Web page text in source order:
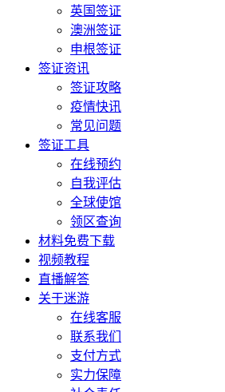
英国签证
澳洲签证
申根签证
签证资讯
签证攻略
疫情快讯
常见问题
签证工具
在线预约
自我评估
全球使馆
领区查询
材料免费下载
视频教程
直播解答
关于迷游
在线客服
联系我们
支付方式
实力保障